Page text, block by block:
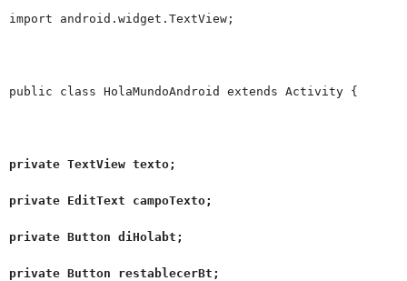
import android.widget.TextView;
public class HolaMundoAndroid extends Activity {
private TextView texto;
private EditText campoTexto;
private Button diHolabt;
private Button restablecerBt;